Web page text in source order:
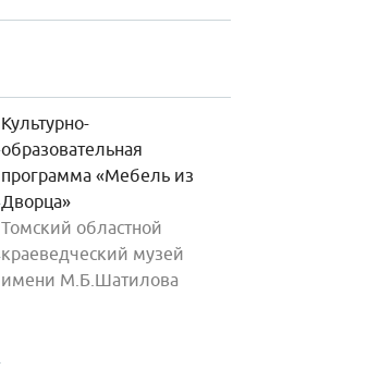
Культурно-
образовательная
программа «Мебель из
Дворца»
Томский областной
краеведческий музей
имени М.Б.Шатилова